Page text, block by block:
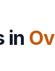
in